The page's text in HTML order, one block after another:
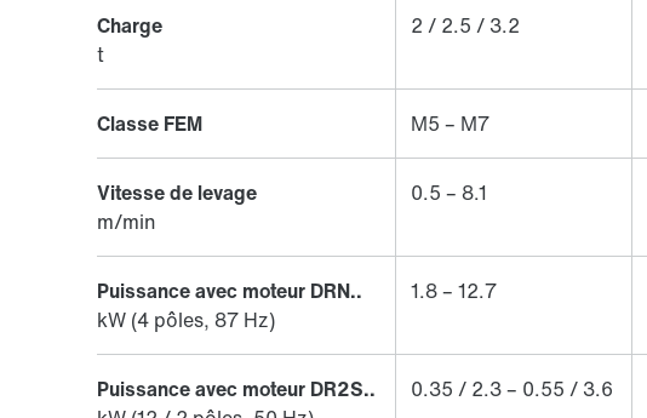
Charge
t
2 / 2.5 / 3.2
Classe FEM M5 – M7
Vitesse de levage
m/min
0.5 – 8.1
Puissance avec moteur DRN..
kW (4 pôles, 87 Hz)
1.8 – 12.7
Puissance avec moteur DR2S..
0.35 / 2.3 – 0.55 / 3.6